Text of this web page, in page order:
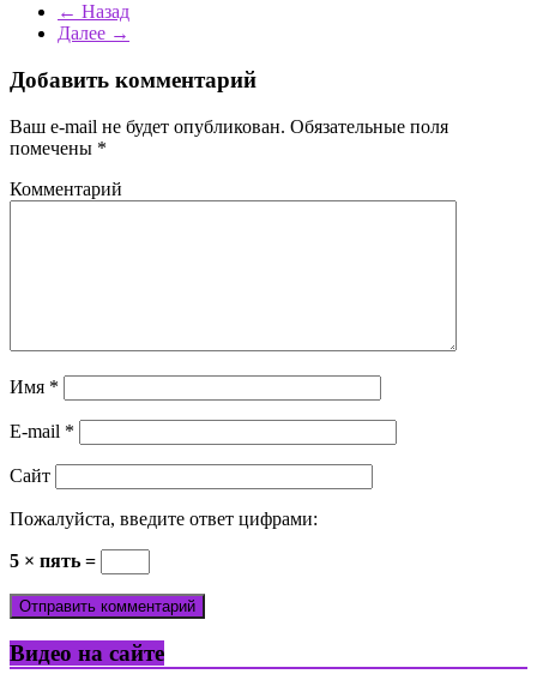
← Назад
Далее →
Добавить комментарий
Ваш e-mail не будет опубликован. Обязательные поля
помечены *
Комментарий
Имя *
E-mail *
Сайт
Пожалуйста, введите ответ цифрами:
5 × пять =
Видео на сайте